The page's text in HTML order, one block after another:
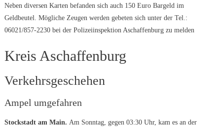
Neben diversen Karten befanden sich auch 150 Euro Bargeld im
Geldbeutel. Mögliche Zeugen werden gebeten sich unter der Tel.:
06021/857-2230 bei der Polizeiinspektion Aschaffenburg zu melden
Kreis Aschaffenburg
Verkehrsgeschehen
Ampel umgefahren
Stockstadt am Main. Am Sonntag, gegen 03:30 Uhr, kam es an der